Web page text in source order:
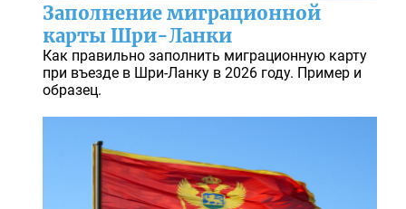
Заполнение миграционной
карты Шри-Ланки
Как правильно заполнить миграционную карту
при въезде в Шри-Ланку в 2026 году. Пример и
образец.